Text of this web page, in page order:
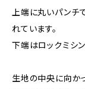
上端に丸いパンチ
れています。
下端はロックミシ
生地の中央に向か